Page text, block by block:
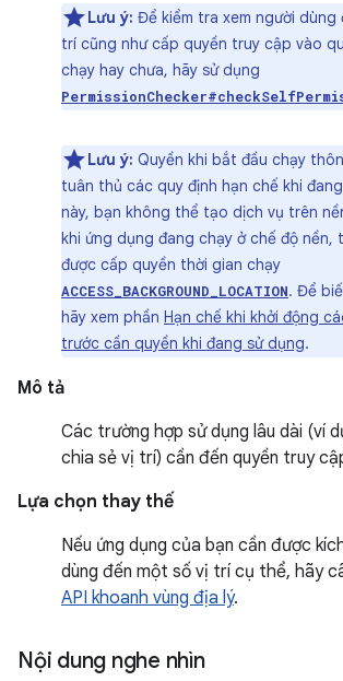
Lưu ý: Để kiểm tra xem người
trí cũng như cấp quyền truy cập vào
chạy hay chưa, hãy sử dụng
Lưu ý: Quyền khi bắt đầu chạy
tuân thủ các quy định hạn chế khi
này, bạn không thể tạo dịch vụ trên
khi ứng dụng đang chạy ở chế độ nền,
được cấp quyền thời gian chạy
ACCESS_BACKGROUND_LOCATION. Để
hãy xem phần Hạn chế khi khởi động
trước cần quyền khi đang sử dụng.
Mô tả
Các trường hợp sử dụng lâu dài (ví
chia sẻ vị trí) cần đến quyền truy
Lựa chọn thay thế
Nếu ứng dụng của bạn cần được
dùng đến một số vị trí cụ thể, hãy
API khoanh vùng địa lý.
Nội dung nghe nhìn